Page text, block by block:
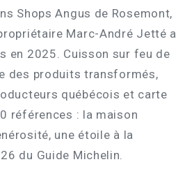
Shops Angus de Rosemont,
Marc-André Jetté a
en 2025. Cuisson sur feu de
des produits transformés,
québécois et carte
références : la maison
une étoile à la
du Guide Michelin.